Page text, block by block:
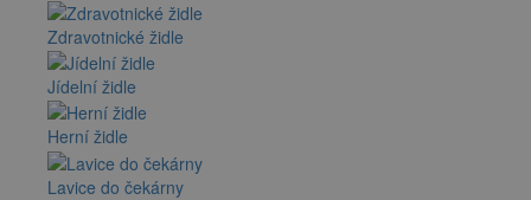
Zdravotnické židle
Jídelní židle
Herní židle
Lavice do čekárny